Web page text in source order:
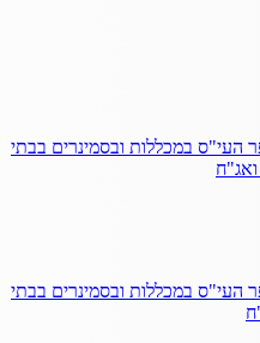
העי"ס במכללות ובסמינרים בבתי
העי"ס במכללות ובסמינרים בבתי